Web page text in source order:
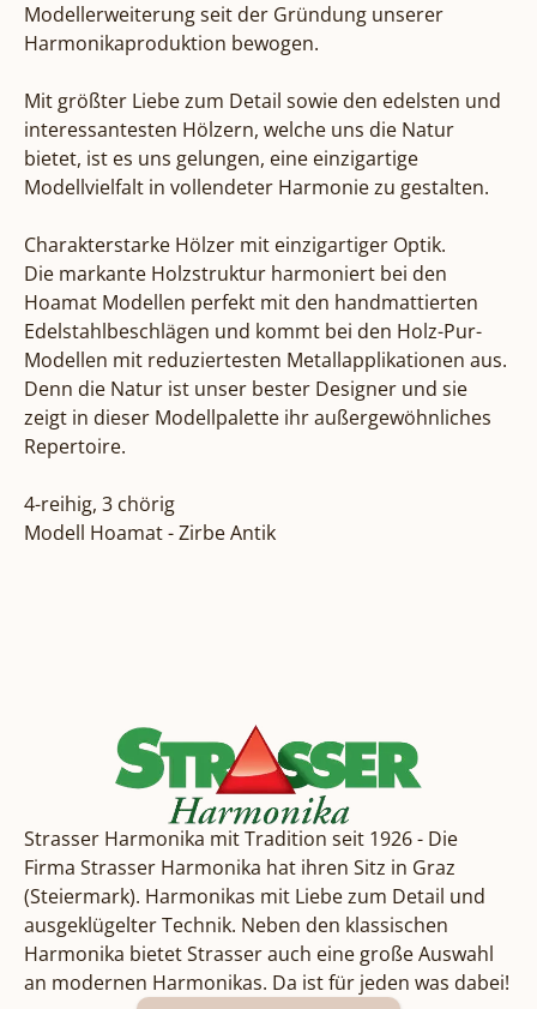
Modellerweiterung seit der Gründung unserer
Harmonikaproduktion bewogen.
Mit größter Liebe zum Detail sowie den edelsten und
interessantesten Hölzern, welche uns die Natur
bietet, ist es uns gelungen, eine einzigartige
Modellvielfalt in vollendeter Harmonie zu gestalten.
Charakterstarke Hölzer mit einzigartiger Optik.
Die markante Holzstruktur harmoniert bei den
Hoamat Modellen perfekt mit den handmattierten
Edelstahlbeschlägen und kommt bei den Holz-Pur-
Modellen mit reduziertesten Metallapplikationen aus.
Denn die Natur ist unser bester Designer und sie
zeigt in dieser Modellpalette ihr außergewöhnliches
Repertoire.
4-reihig, 3 chörig
Modell Hoamat - Zirbe Antik
Strasser Harmonika mit Tradition seit 1926 - Die
Firma Strasser Harmonika hat ihren Sitz in Graz
(Steiermark). Harmonikas mit Liebe zum Detail und
ausgeklügelter Technik. Neben den klassischen
Harmonika bietet Strasser auch eine große Auswahl
an modernen Harmonikas. Da ist für jeden was dabei!